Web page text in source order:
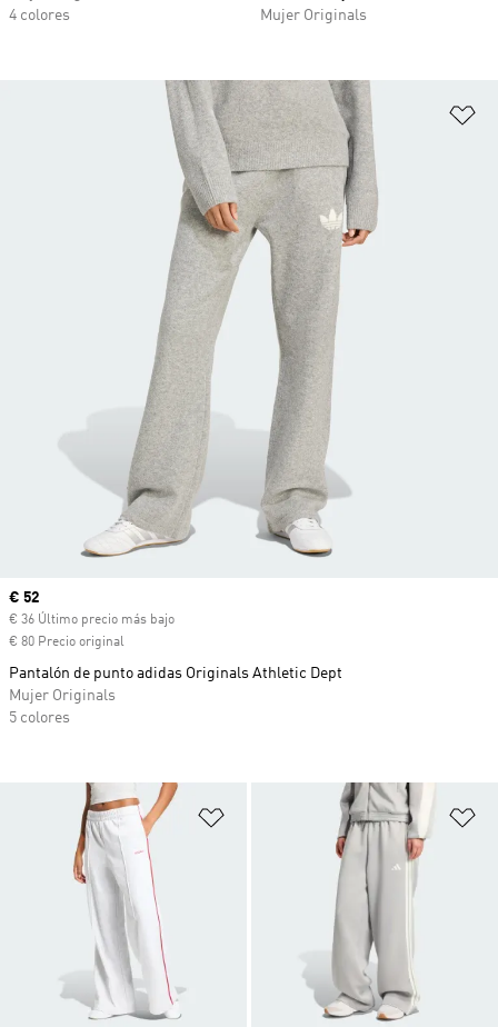
4 colores
Mujer Originals
Añadir a la lista de deseos
Precio actual
€ 52
€ 36 Último precio más bajo
€ 80 Precio original
Pantalón de punto adidas Originals Athletic Dept
Mujer Originals
5 colores